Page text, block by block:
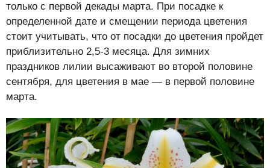
только с первой декады марта. При посадке к
определенной дате и смещении периода цветения
стоит учитывать, что от посадки до цветения пройдет
приблизительно 2,5-3 месяца. Для зимних
праздников лилии высаживают во второй половине
сентября, для цветения в мае — в первой половине
марта.